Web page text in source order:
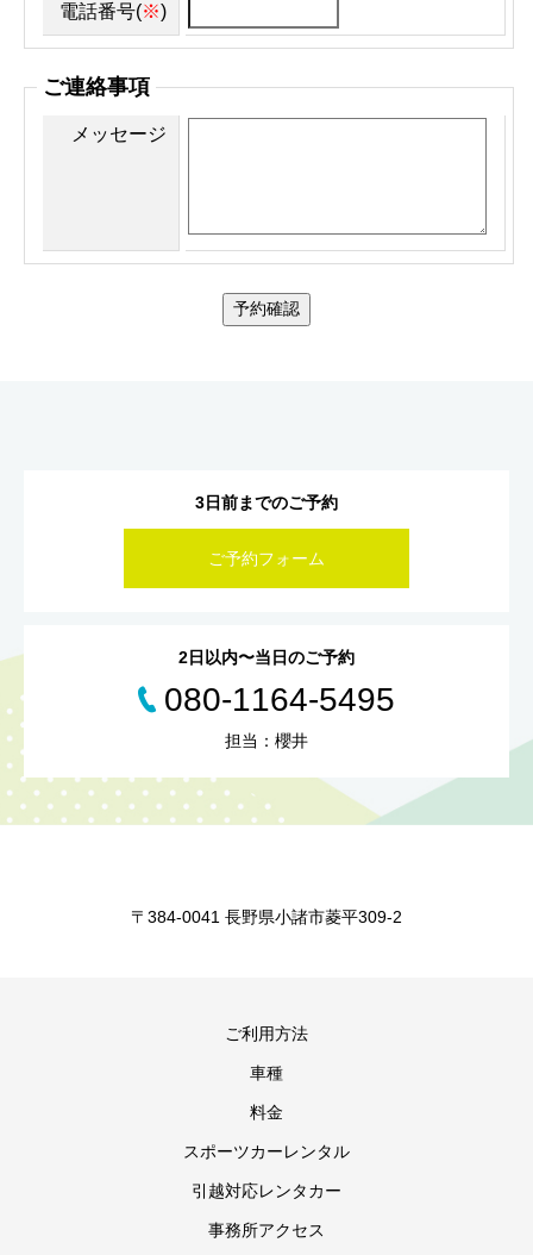
電話番号(※)
ご連絡事項
メッセージ
予約確認
3日前までのご予約
ご予約フォーム
2日以内〜当日のご予約
080-1164-5495
担当：櫻井
〒384-0041 長野県小諸市菱平309-2
ご利用方法
車種
料金
スポーツカーレンタル
引越対応レンタカー
事務所アクセス